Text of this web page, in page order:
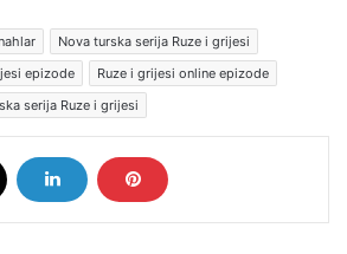
Nova turska serija Ruze i grijesi
epizode
Ruze i grijesi online epizode
serija Ruze i grijesi